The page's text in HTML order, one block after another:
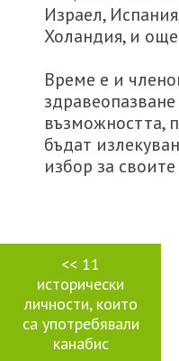
Израел,
Холандия, и
Време е и
възможността,
бъдат
избор за
<< 11
исторически
личности, които
са употребявали
канабис